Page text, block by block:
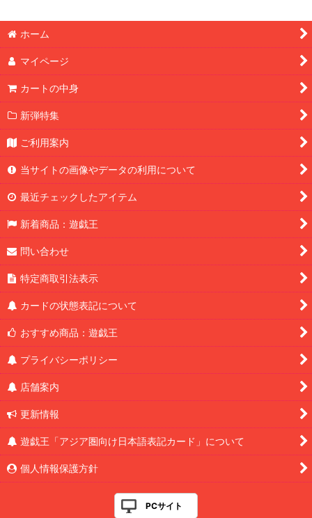
ホーム
マイページ
カートの中身
新弾特集
ご利用案内
当サイトの画像やデータの利用について
最近チェックしたアイテム
新着商品：遊戯王
問い合わせ
特定商取引法表示
カードの状態表記について
おすすめ商品：遊戯王
プライバシーポリシー
店舗案内
更新情報
遊戯王「アジア圏向け日本語表記カード」について
個人情報保護方針
PCサイト